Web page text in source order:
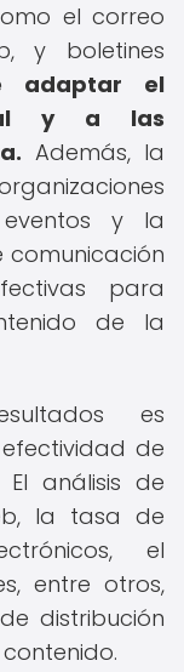
el correo
y boletines
adaptar el
y a las
Además, la
y la
comunicación
para
de la
es
de
análisis de
la tasa de
el
entre otros,
distribución